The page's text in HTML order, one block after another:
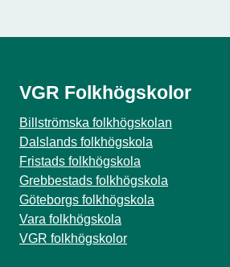
VGR Folkhögskolor
Billströmska folkhögskolan
Dalslands folkhögskola
Fristads folkhögskola
Grebbestads folkhögskola
Göteborgs folkhögskola
Vara folkhögskola
VGR folkhögskolor